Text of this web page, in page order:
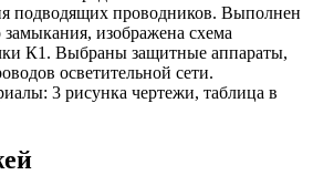
подводящих проводников. Выполнен
замыкания, изображена схема
К1. Выбраны защитные аппараты,
осветительной сети.
3 рисунка чертежи, таблица в